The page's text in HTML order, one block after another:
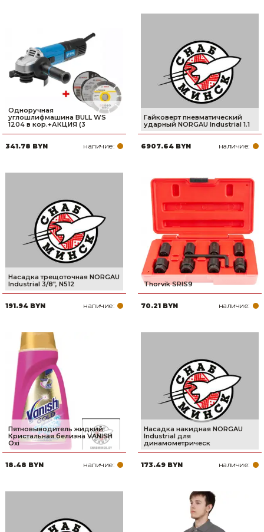
Одноручная
углошлифмашина BULL WS
1204 в кор.+АКЦИЯ (3
341.78 BYN наличие:
Гайковерт пневматический
ударный NORGAU Industrial 1.1
6907.64 BYN наличие:
Насадка трещоточная NORGAU
Industrial 3/8", N512
191.94 BYN наличие:
Thorvik SRIS9
70.21 BYN наличие:
Пятновыводитель жидкий
Кристальная белизна VANISH
Oxi
18.48 BYN наличие:
Насадка накидная NORGAU
Industrial для
динамометрическ
173.49 BYN наличие: